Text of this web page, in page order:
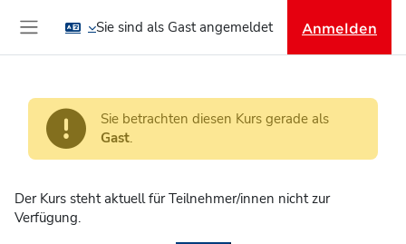
Sie sind als Gast angemeldet Anmelden
Sie betrachten diesen Kurs gerade als
Gast.
Der Kurs steht aktuell für Teilnehmer/innen nicht zur
Verfügung.